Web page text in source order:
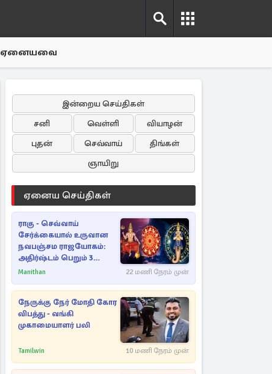
ஏனையவை
இன்றைய செய்திகள்
சனி
வெள்ளி
வியாழன்
புதன்
செவ்வாய்
திங்கள்
ஞாயிறு
ஏனைய செய்திகள்
ராகு - செவ்வாய்
சேர்க்கையால் உருவான
நவபஞ்சம ராஜயோகம்:
அதிர்ஷ்டம் பெறும் 3
ராசிகள்!
Manithan 22 மணி நேரம் முன்
நேருக்கு நேர் மோதி கோர
விபத்து - வங்கி
முகாமையாளர் பலி
Tamilwin 10 மணி நேரம் முன்